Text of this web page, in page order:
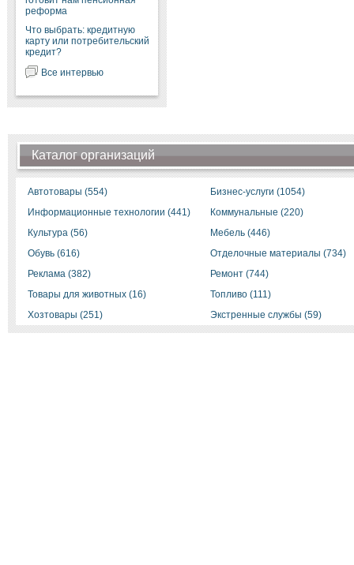
реформа
Что выбрать: кредитную
карту или потребительский
кредит?
Все интервью
Каталог организаций
Автотовары (554)
Бизнес-услуги (1054)
Информационные технологии (441)
Коммунальные (220)
Культура (56)
Мебель (446)
Обувь (616)
Отделочные материалы (734)
Реклама (382)
Ремонт (744)
Товары для животных (16)
Топливо (111)
Хозтовары (251)
Экстренные службы (59)